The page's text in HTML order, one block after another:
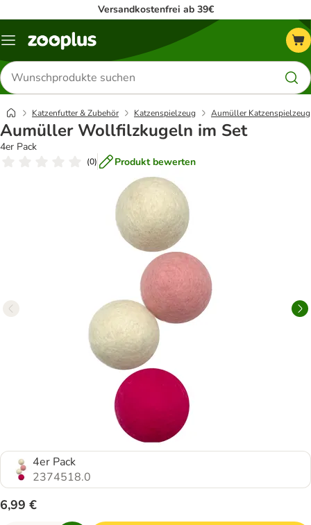
Versandkostenfrei ab 39€
Menü
Produkte
suchen
Katzenfutter & Zubehör Katzenspielzeug Aumüller Katzenspielzeug
Aumüller Wollfilzkugeln im Set
4er Pack
(0) Produkt bewerten
4er Pack
2374518.0
6,99 €